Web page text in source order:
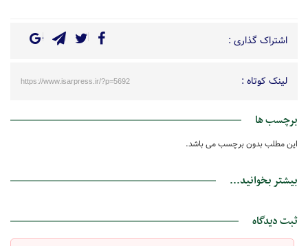
اشتراک گذاری :
لینک کوتاه : https://www.isarpress.ir/?p=5692
برچسب ها
این مطلب بدون برچسب می باشد.
بیشتر بخوانید...
ثبت دیدگاه